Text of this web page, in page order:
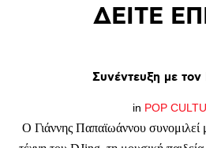
ΔΕΙΤΕ
Συνέντευξη με τον
in POP
Ο Γιάννης Παπαϊωάννου